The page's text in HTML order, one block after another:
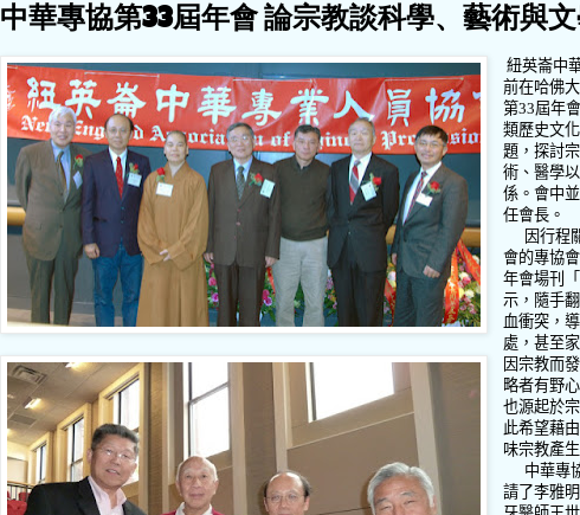
中華專協第33屆年會 論宗教談科學、藝術與
紐英崙中
前在哈佛
第33屆年
類歷史文
題，探討
術、醫學
係。會中
任會長。
因行程
會的專協
年會場刊
示，隨手
血衝突，
處，甚至
因宗教而
略者有野
也源起於
此希望藉
味宗教產
中華專
請了李雅